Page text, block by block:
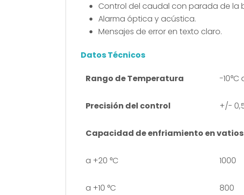
Control del caudal con parada de
Alarma óptica y acústica.
Mensajes de error en texto claro.
Datos Técnicos
Rango de Temperatura -10°C
Precisión del control +/-
Capacidad de enfriamiento en vatios
a +20 °C 1000
a +10 °C 800